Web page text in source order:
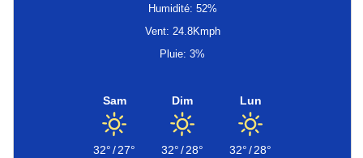
Humidité: 52%
Vent: 24.8Kmph
Pluie: 3%
Sam
32°/27°
Dim
32°/28°
Lun
32°/28°